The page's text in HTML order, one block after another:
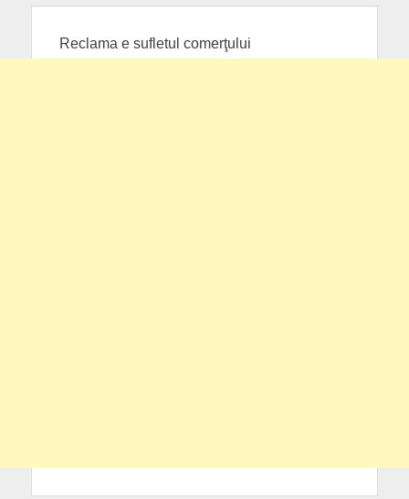
Reclama e sufletul comerţului